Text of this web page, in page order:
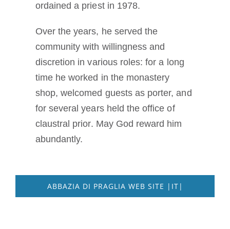
ordained a priest in 1978.
Over the years, he served the
community with willingness and
discretion in various roles: for a long
time he worked in the monastery
shop, welcomed guests as porter, and
for several years held the office of
claustral prior. May God reward him
abundantly.
ABBAZIA DI PRAGLIA WEB SITE |IT|